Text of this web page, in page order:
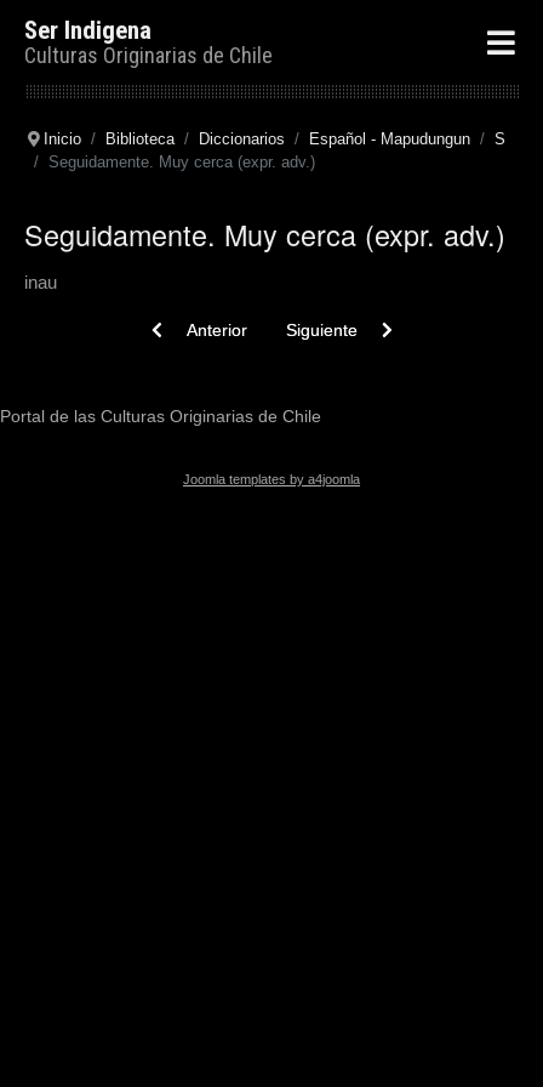
Ser Indigena
Culturas Originarias de Chile
Inicio Biblioteca Diccionarios Español - Mapudungun
S
Seguidamente. Muy cerca (expr. adv.)
Seguidamente. Muy cerca (expr. adv.)
inau
Previous article: Sedimento. Lo espeso de la
Anterior Next article: Seguir. Seguir a uno
Siguiente
Portal de las Culturas Originarias de Chile
Joomla templates by a4joomla